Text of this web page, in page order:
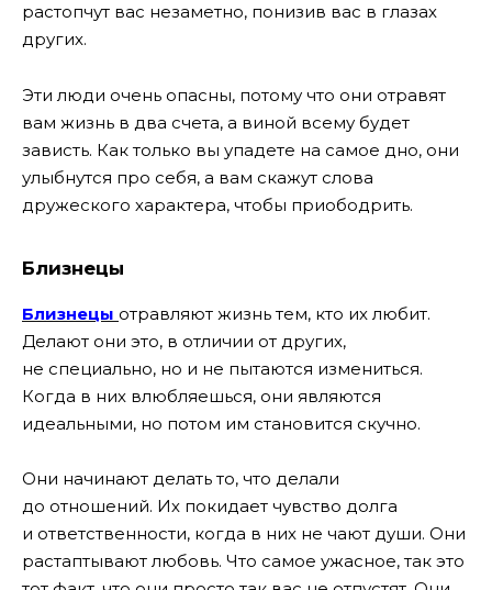
растопчут вас незаметно, понизив вас в глазах
других.
Эти люди очень опасны, потому что они отравят
вам жизнь в два счета, а виной всему будет
зависть. Как только вы упадете на самое дно, они
улыбнутся про себя, а вам скажут слова
дружеского характера, чтобы приободрить.
Близнецы
Близнецы отравляют жизнь тем, кто их любит.
Делают они это, в отличии от других,
не специально, но и не пытаются измениться.
Когда в них влюбляешься, они являются
идеальными, но потом им становится скучно.
Они начинают делать то, что делали
до отношений. Их покидает чувство долга
и ответственности, когда в них не чают души. Они
растаптывают любовь. Что самое ужасное, так это